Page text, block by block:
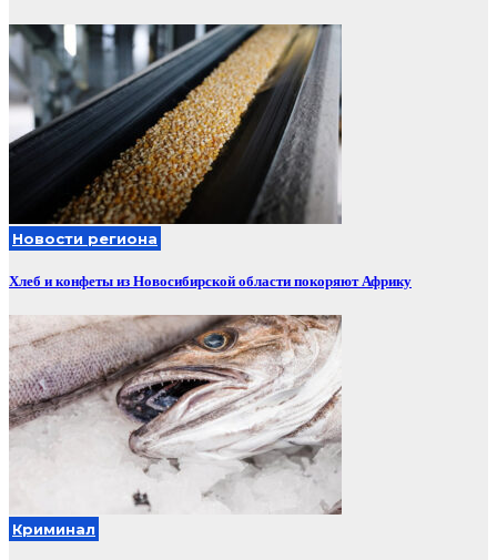
Новости региона
Хлеб и конфеты из Новосибирской области покоряют Африку
Криминал